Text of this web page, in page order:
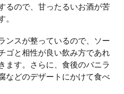
るので、甘ったるいお酒が苦
ンスが整っているので、ソー
ゴと相性が良い飲み方であれ
ます。さらに、食後のバニラ
などのデザートにかけて食べ